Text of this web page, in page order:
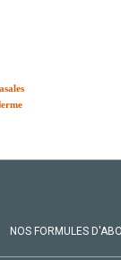
NOS FORMULES